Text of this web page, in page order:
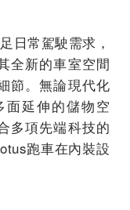
日常駕駛需求，
全新的車室空間
節。無論現代化
面延伸的儲物空
多項先端科技的
跑車在內裝設